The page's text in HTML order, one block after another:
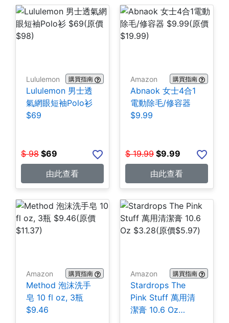
Lululemon 購買指南
Lululemon 男士透
氣網眼短袖Polo衫
$69
$ 98 $69
由此查看
Amazon 購買指南
Abnaok 女士4合1
電動除毛/修容器
$9.99
$ 19.99 $9.99
由此查看
Amazon 購買指南
Method 泡沫洗手
皂 10 fl oz, 3瓶
$9.46
Amazon 購買指南
Stardrops The
Pink Stuff 萬用清
潔膏 10.6 Oz